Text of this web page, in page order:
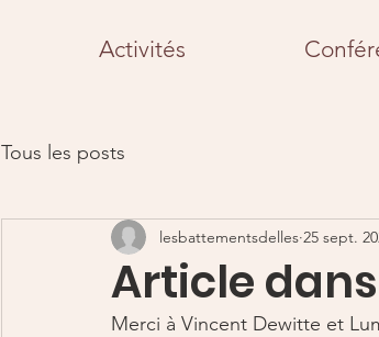
Activités
Tous les posts
Article
lesbattementsdelles 25 sept.
Merci à Vincent Dewitte et